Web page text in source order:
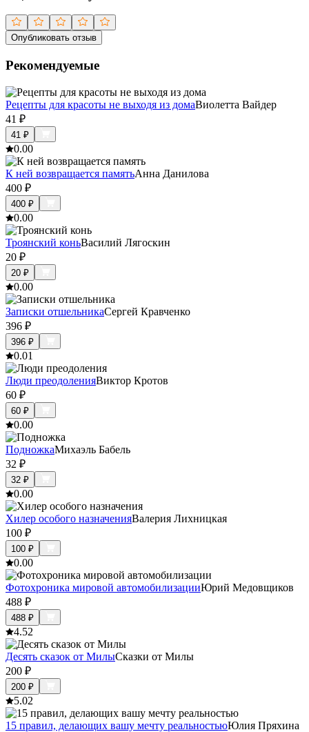
Опубликовать отзыв
Рекомендуемые
Рецепты для красоты не выходя из домаВиолетта Вайдер
41 ₽
41 ₽
0.00
К ней возвращается памятьАнна Данилова
400 ₽
400 ₽
0.00
Троянский коньВасилий Лягоскин
20 ₽
20 ₽
0.00
Записки отшельникаСергей Кравченко
396 ₽
396 ₽
0.01
Люди преодоленияВиктор Кротов
60 ₽
60 ₽
0.00
ПодножкаМихаэль Бабель
32 ₽
32 ₽
0.00
Хилер особого назначенияВалерия Лихницкая
100 ₽
100 ₽
0.00
Фотохроника мировой автомобилизацииЮрий Медовщиков
488 ₽
488 ₽
4.52
Десять сказок от МилыСказки от Милы
200 ₽
200 ₽
5.02
15 правил, делающих вашу мечту реальностьюЮлия Пряхина